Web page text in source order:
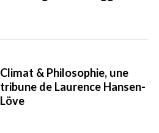
Climat & Philosophie, une
tribune de Laurence Hansen-
Löve